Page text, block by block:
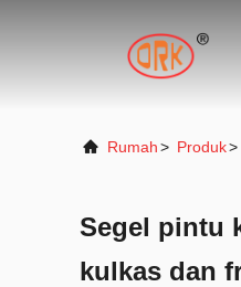
Rumah> Produk>
Segel pintu
kulkas dan